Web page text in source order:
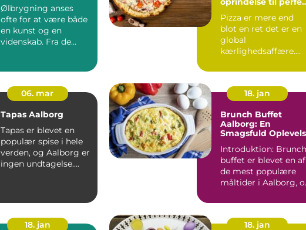
Ølbrygning anses
ofte for at være både
en kunst og en
videnskab. Fra de
Pizza er mere end
blot en ret det er en
global
kærlighedsaffære.
konstruktion, men
uend...
06. mar
Tapas Aalborg
Tapas er blevet en
populær spise i hele
verden, og Aalborg er
ingen undtagelse.
18. jan
Brunch Buffet
Aalborg: En
Smagsfuld
Introduktion: Brunch
buffet er blevet en af
de mest populære
måltider i Aalborg,
18. jan 18. jan